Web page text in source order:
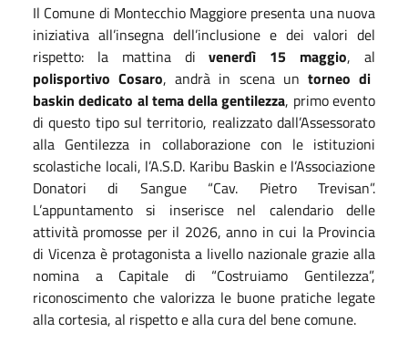
Il Comune di Montecchio Maggiore presenta una nuova
iniziativa all’insegna dell’inclusione e dei valori del
rispetto: la mattina di venerdì 15 maggio, al
polisportivo Cosaro, andrà in scena un torneo di
baskin dedicato al tema della gentilezza, primo evento
di questo tipo sul territorio, realizzato dall’Assessorato
alla Gentilezza in collaborazione con le istituzioni
scolastiche locali, l’A.S.D. Karibu Baskin e l’Associazione
Donatori di Sangue “Cav. Pietro Trevisan”.
L’appuntamento si inserisce nel calendario delle
attività promosse per il 2026, anno in cui la Provincia
di Vicenza è protagonista a livello nazionale grazie alla
nomina a Capitale di “Costruiamo Gentilezza”,
riconoscimento che valorizza le buone pratiche legate
alla cortesia, al rispetto e alla cura del bene comune.